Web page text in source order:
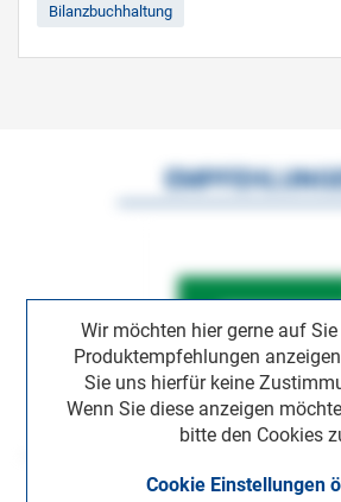
Bilanzbuchhaltung
Wir möchten hier gerne auf
Produktempfehlungen
Sie uns hierfür keine
Wenn Sie diese anzeigen
bitte den Cookies
Cookie Einstellungen